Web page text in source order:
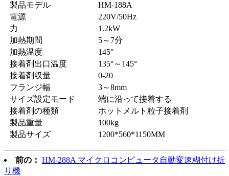
製品モデル
HM-188A
電源
220V/50Hz
力
1.2kW
加熱期間
5～7分
加熱温度
145°
接着剤出口温度
135°～145°
接着剤収量
0-20
フランジ幅
3～8mm
サイズ設定モード
端に沿って接着する
接着剤の種類
ホットメルト粒子接着剤
製品重量
100kg
製品サイズ
1200*560*1150MM
前の： HM-288A マイクロコンピュータ自動変速糊付け折
り機